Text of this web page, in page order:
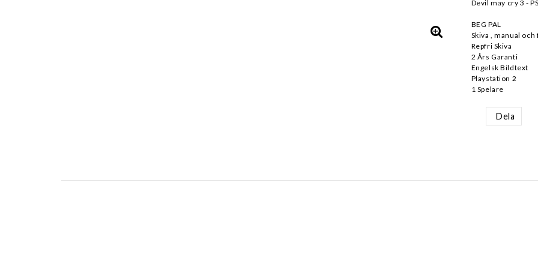
Devil may cry 3 -
BEG PAL
Skiva , manual och
Repfri Skiva
2 Års Garanti
Engelsk Bildtext
Playstation 2
1 Spelare
Dela